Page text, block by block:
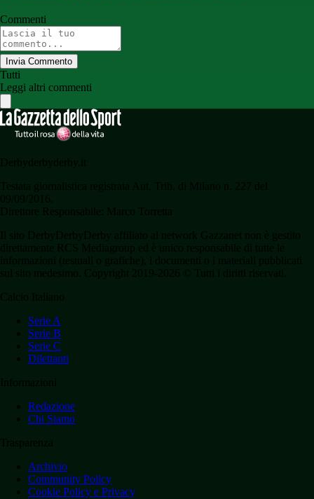
Commenti
Invia Commento
Tutti
Leggi altri commenti
Serie A
Serie B
Serie C
Dilettanti
Redazione
Chi Siamo
Archivio
Community Policy
Cookie Policy e Privacy